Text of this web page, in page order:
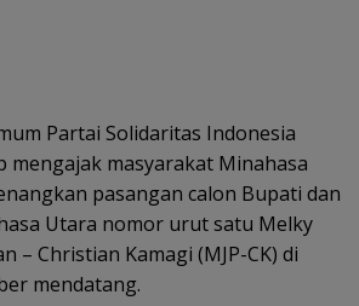
Partai Solidaritas Indonesia
mengajak masyarakat Minahasa
pasangan calon Bupati dan
Utara nomor urut satu Melky
– Christian Kamagi (MJP-CK) di
mendatang.